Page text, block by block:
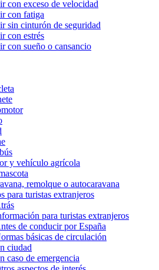
con exceso de velocidad
con fatiga
sin cinturón de seguridad
con estrés
con sueño o cansancio
y vehículo agrícola
remolque o autocaravana
para turistas extranjeros
para turistas extranjeros
de conducir por España
básicas de circulación
ciudad
caso de emergencia